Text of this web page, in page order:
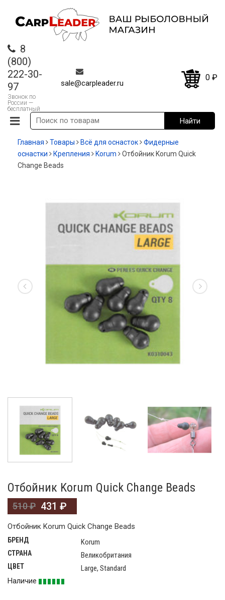
8
(800)
222-30-
97
Звонок по
России —
бесплатный
sale@carpleader.ru
0 ₽
Главная Товары Всё для оснасток
Фидерные
оснастки
Крепления Korum
Отбойник Korum Quick
Change Beads
Отбойник Korum Quick Change Beads
510₽ 431 ₽
Отбойник Korum Quick Change Beads
БРЕНД Korum
СТРАНА Великобритания
ЦВЕТ
Large, Standard
Наличие